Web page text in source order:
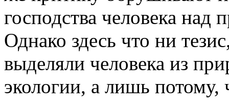
господства человека над
Однако здесь что ни
выделяли человека из
экологии, а лишь потому,